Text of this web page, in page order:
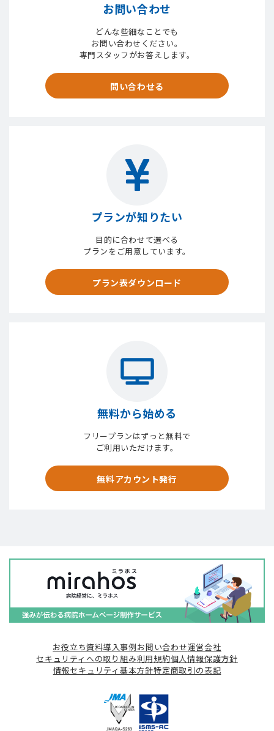
お問い合わせ
どんな些細なことでも
お問い合わせください。
専門スタッフがお答えします。
問い合わせる
プランが知りたい
目的に合わせて選べる
プランをご用意しています。
プラン表ダウンロード
無料から始める
フリープランはずっと無料で
ご利用いただけます。
無料アカウント発行
お役立ち資料導入事例お問い合わせ運営会社
セキュリティへの取り組み利用規約個人情報保護方針
情報セキュリティ基本方針特定商取引の表記